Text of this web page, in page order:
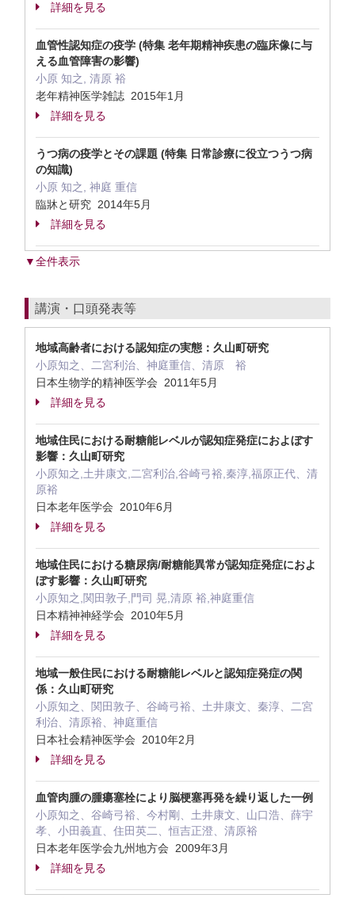
詳細を見る
血管性認知症の疫学 (特集 老年期精神疾患の臨床像に与
える血管障害の影響)
小原 知之, 清原 裕
老年精神医学雑誌 2015年1月
詳細を見る
うつ病の疫学とその課題 (特集 日常診療に役立つうつ病
の知識)
小原 知之, 神庭 重信
臨牀と研究 2014年5月
詳細を見る
▼全件表示
講演・口頭発表等
地域高齢者における認知症の実態：久山町研究
小原知之、二宮利治、神庭重信、清原 裕
日本生物学的精神医学会 2011年5月
詳細を見る
地域住民における耐糖能レベルが認知症発症におよぼす
影響：久山町研究
小原知之,土井康文,二宮利治,谷崎弓裕,秦淳,福原正代、清
原裕
日本老年医学会 2010年6月
詳細を見る
地域住民における糖尿病/耐糖能異常が認知症発症におよ
ぼす影響：久山町研究
小原知之,関田敦子,門司 晃,清原 裕,神庭重信
日本精神神経学会 2010年5月
詳細を見る
地域一般住民における耐糖能レベルと認知症発症の関
係：久山町研究
小原知之、関田敦子、谷崎弓裕、土井康文、秦淳、二宮
利治、清原裕、神庭重信
日本社会精神医学会 2010年2月
詳細を見る
血管肉腫の腫瘍塞栓により脳梗塞再発を繰り返した一例
小原知之、谷崎弓裕、今村剛、土井康文、山口浩、薛宇
孝、小田義直、住田英二、恒吉正澄、清原裕
日本老年医学会九州地方会 2009年3月
詳細を見る